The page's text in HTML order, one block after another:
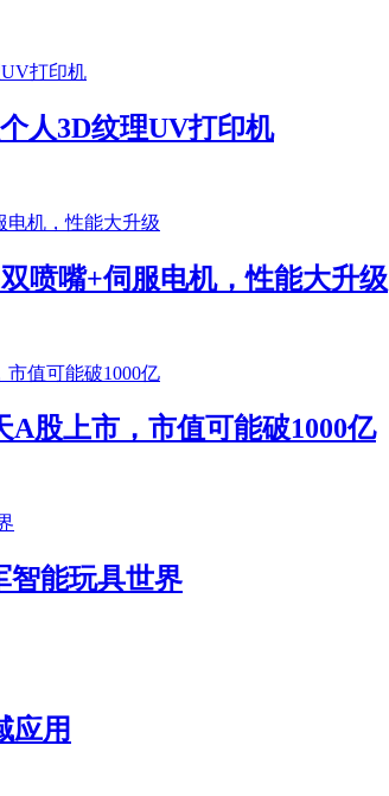
人3D纹理UV打印机
喷嘴+伺服电机，性能大升级
股上市，市值可能破1000亿
智能玩具世界
应用